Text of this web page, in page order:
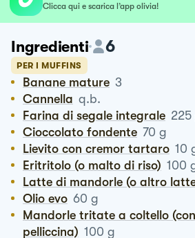
Clicca qui e scarica l’app olivia!
Ingredienti 6
PER I MUFFINS
Banane mature 3
Cannella q.b.
Farina di segale integrale 225
Cioccolato fondente 70 g
Lievito con cremor tartaro 10
Eritritolo (o malto di riso) 100
Latte di mandorle (o altro
Olio evo 60 g
Mandorle tritate a coltello (con la
pelliccina) 100 g